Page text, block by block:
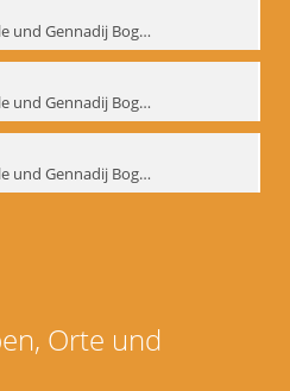
Phoenix Ensemble und Gennadij Bogdanow; BM-img-105-6
Phoenix Ensemble und Gennadij Bogdanow; BM-img-105-7
Phoenix Ensemble und Gennadij Bogdanow; BM-img-105-8
Orte und